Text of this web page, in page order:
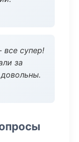
супер!
за